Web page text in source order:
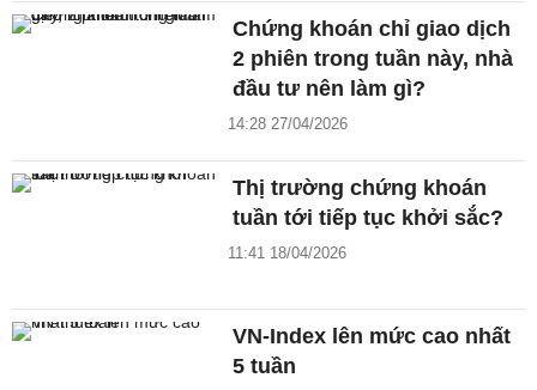
Chứng khoán chỉ giao dịch
2 phiên trong tuần này, nhà
đầu tư nên làm gì?
14:28 27/04/2026
Thị trường chứng khoán
tuần tới tiếp tục khởi sắc?
11:41 18/04/2026
VN-Index lên mức cao nhất
5 tuần